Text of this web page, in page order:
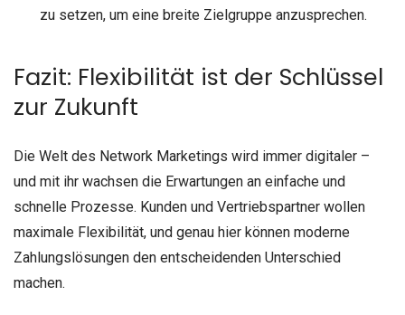
zu setzen, um eine breite Zielgruppe anzusprechen.
Fazit: Flexibilität ist der Schlüssel
zur Zukunft
Die Welt des Network Marketings wird immer digitaler –
und mit ihr wachsen die Erwartungen an einfache und
schnelle Prozesse. Kunden und Vertriebspartner wollen
maximale Flexibilität, und genau hier können moderne
Zahlungslösungen den entscheidenden Unterschied
machen.